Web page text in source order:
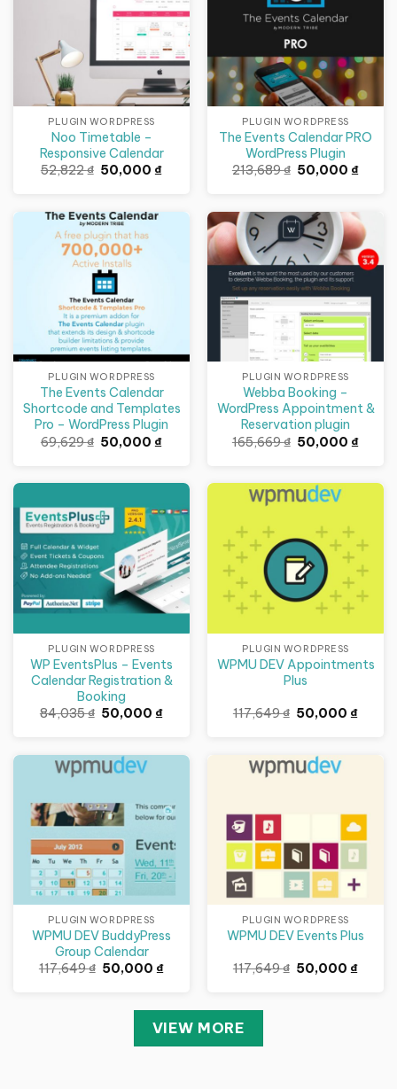
PLUGIN WORDPRESS
Noo Timetable –
Responsive Calendar
52,822₫ Giá
gốc
50,000₫Giá
50,000 ₫.
PLUGIN WORDPRESS
The Events Calendar PRO
WordPress Plugin
213,689₫ Giá
gốc
50,000₫Giá
Giảm giá!
PLUGIN WORDPRESS
The Events Calendar
Shortcode and Templates
Pro – WordPress Plugin
69,629₫ Giá
gốc
50,000 ₫Giá
50,000 ₫.
Giảm giá!
PLUGIN WORDPRESS
Webba Booking –
WordPress Appointment &
Reservation plugin
165,669₫ Giá
gốc
50,000 ₫Giá
PLUGIN WORDPRESS
WP EventsPlus – Events
Calendar Registration &
Booking
84,035₫ Giá
gốc
50,000₫Giá
50,000 ₫.
Giảm giá!
PLUGIN WORDPRESS
WPMU DEV Appointments
Plus
117,649₫ Giá
gốc
50,000₫Giá
Giảm giá!
PLUGIN WORDPRESS
WPMU DEV BuddyPress
Group Calendar
117,649₫ Giá
50,000₫Giá
Giảm giá!
PLUGIN WORDPRESS
WPMU DEV Events Plus
117,649₫ Giá
50,000₫Giá
VIEW MORE